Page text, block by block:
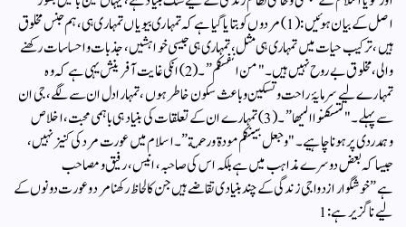
اصل کے بیان ہوئیں: (1) مردوں کو بتایا گیا ہے کہ تمہاری بیویاں تمہاری ہی، ہم جنس مخلوق
ہیں، ترکیب حیات میں تمہاری ہی مثل، تمہاری ہی جیسی خواہشیں، جذبات واحساسات رکھنے
والی، مخلوق بے روح نہیں ہیں۔ "من انفسکم”۔(2) انکی غایت آفرینش یہی ہے کہ وہ
تمہارے لیے سرمایۂ راحت وتسکین وباعث سکون خاطر ہوں، تمہارا دل ان سے لگے، جی ان
سے پہلے۔ "لتسکنوا الیھا”۔(3) تمہارے ان کے تعلقات کی بنیاد ہی باہمی محبت، اخلاص
وہمدردی پر ہونا چاہیے۔ "وجعل بینکم مودة ورحمة”۔ اسلام میں عورت مرد کی کنیز نہیں،
جیسا کہ بعض دوسرے مذاہب میں ہے بلکہ اس کی صاحبہ، انیس، رفیق و مصاحب
ہے”خوشگوار ازدواجی زندگی کے چند بنیادی تقاضے ہیں جن کا لحاظ رکھنا مرد وعورت دونوں کے
لیے ناگزیر ہے:1